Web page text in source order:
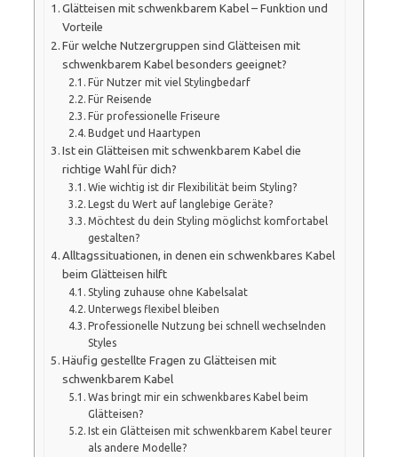
Glätteisen mit schwenkbarem Kabel – Funktion und
Vorteile
Für welche Nutzergruppen sind Glätteisen mit
schwenkbarem Kabel besonders geeignet?
Für Nutzer mit viel Stylingbedarf
Für Reisende
Für professionelle Friseure
Budget und Haartypen
Ist ein Glätteisen mit schwenkbarem Kabel die
richtige Wahl für dich?
Wie wichtig ist dir Flexibilität beim Styling?
Legst du Wert auf langlebige Geräte?
Möchtest du dein Styling möglichst komfortabel
gestalten?
Alltagssituationen, in denen ein schwenkbares Kabel
beim Glätteisen hilft
Styling zuhause ohne Kabelsalat
Unterwegs flexibel bleiben
Professionelle Nutzung bei schnell wechselnden
Styles
Häufig gestellte Fragen zu Glätteisen mit
schwenkbarem Kabel
Was bringt mir ein schwenkbares Kabel beim
Glätteisen?
Ist ein Glätteisen mit schwenkbarem Kabel teurer
als andere Modelle?